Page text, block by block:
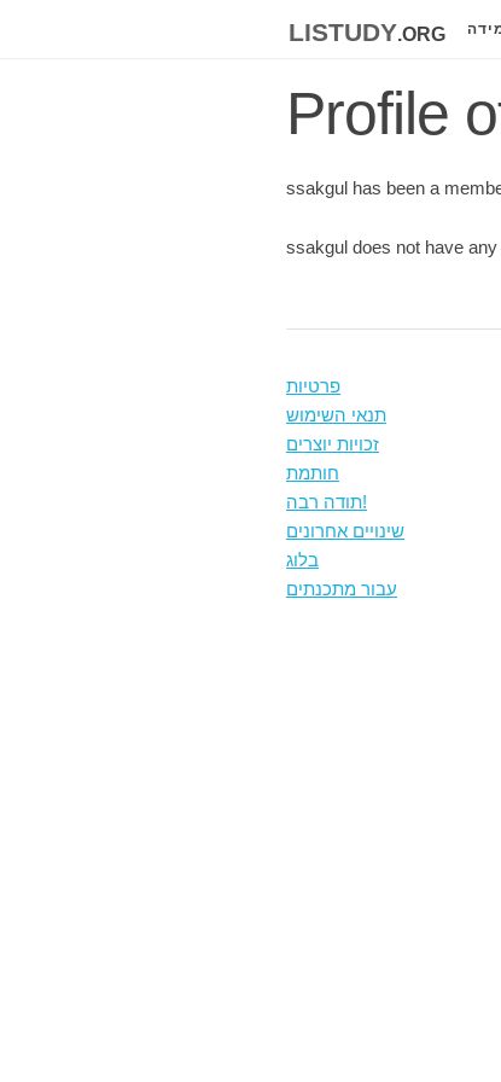
listudy.org
Profile
ssakgul has been a
ssakgul does not have
פרטיות
תנאי השימוש
זכויות יוצרים
חותמת
תודה רבה!
שינויים אחרונים
בלוג
עבור מתכנתים